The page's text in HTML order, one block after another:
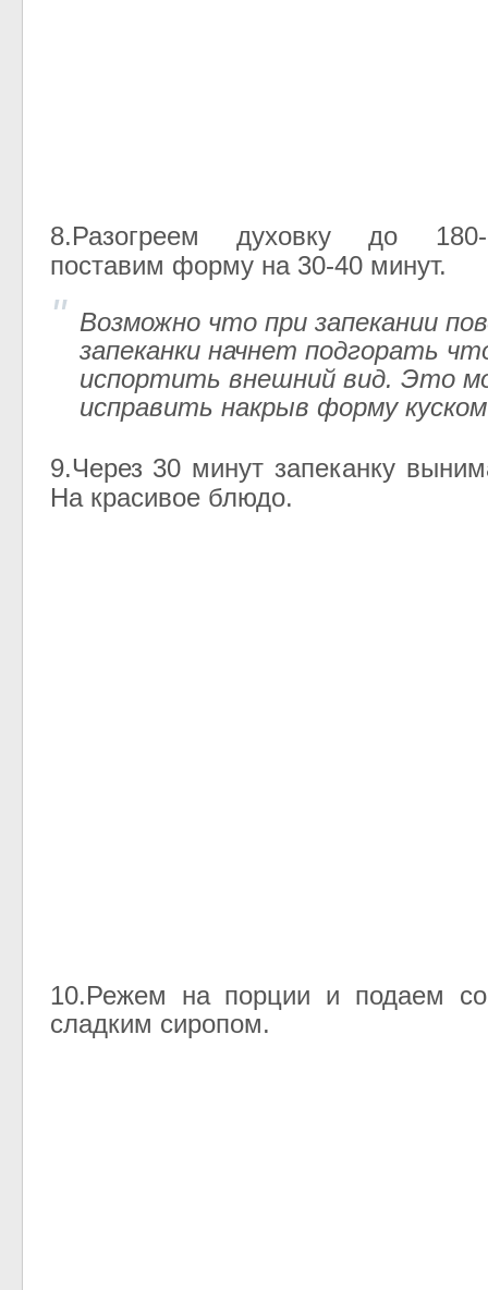
8.Разогреем духовку до 180-
поставим форму на 30-40 минут.
Возможно что при запекании
запеканки начнет подгорать
испортить внешний вид. Это
исправить накрыв форму
9.Через 30 минут запеканку
На красивое блюдо.
10.Режем на порции и подаем
сладким сиропом.